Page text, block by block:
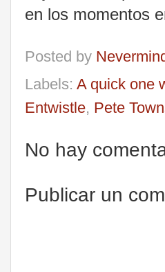
en los momentos
Posted by
Labels: A quick one
Entwistle, Pete
No hay
Publicar un